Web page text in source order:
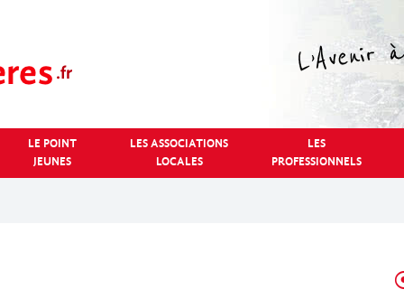
LE POINT
JEUNES
LES ASSOCIATIONS
LOCALES
LES
PROFESSIONNELS